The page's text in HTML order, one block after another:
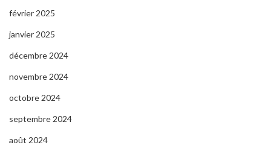
février 2025
janvier 2025
décembre 2024
novembre 2024
octobre 2024
septembre 2024
août 2024